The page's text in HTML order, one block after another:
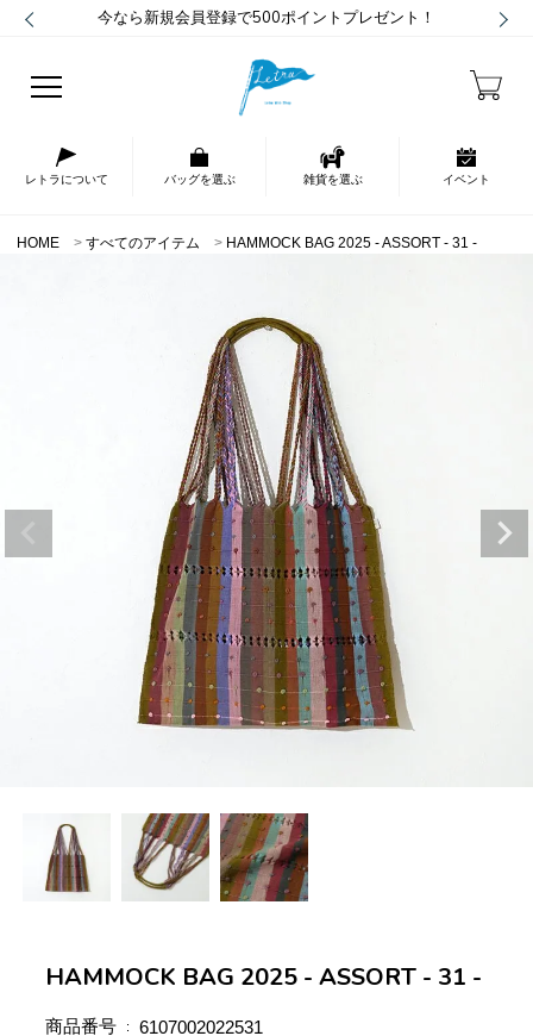
今なら新規会員登録で500ポイントプレゼント！
レトラについて バッグを選ぶ 雑貨を選ぶ イベント
HOME すべてのアイテム HAMMOCK BAG 2025 - ASSORT - 31 -
HAMMOCK BAG 2025 - ASSORT - 31 -
商品番号 6107002022531